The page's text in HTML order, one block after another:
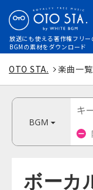
放送にも使える著作権フリ
BGMの素材をダウンロード
OTO STA. 楽曲一覧
BGM
ボーカ